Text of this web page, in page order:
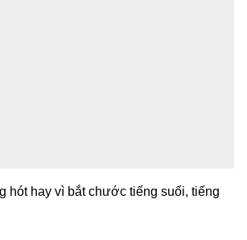
hót hay vì bắt chước tiếng suối, tiếng